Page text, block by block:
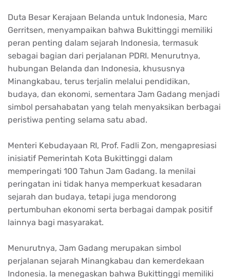
Duta Besar Kerajaan Belanda untuk Indonesia, Marc
Gerritsen, menyampaikan bahwa Bukittinggi memiliki
peran penting dalam sejarah Indonesia, termasuk
sebagai bagian dari perjalanan PDRI. Menurutnya,
hubungan Belanda dan Indonesia, khususnya
Minangkabau, terus terjalin melalui pendidikan,
budaya, dan ekonomi, sementara Jam Gadang menjadi
simbol persahabatan yang telah menyaksikan berbagai
peristiwa penting selama satu abad.
Menteri Kebudayaan RI, Prof. Fadli Zon, mengapresiasi
inisiatif Pemerintah Kota Bukittinggi dalam
memperingati 100 Tahun Jam Gadang. Ia menilai
peringatan ini tidak hanya memperkuat kesadaran
sejarah dan budaya, tetapi juga mendorong
pertumbuhan ekonomi serta berbagai dampak positif
lainnya bagi masyarakat.
Menurutnya, Jam Gadang merupakan simbol
perjalanan sejarah Minangkabau dan kemerdekaan
Indonesia. Ia menegaskan bahwa Bukittinggi memiliki